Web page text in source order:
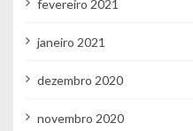
fevereiro 2021
janeiro 2021
dezembro 2020
novembro 2020